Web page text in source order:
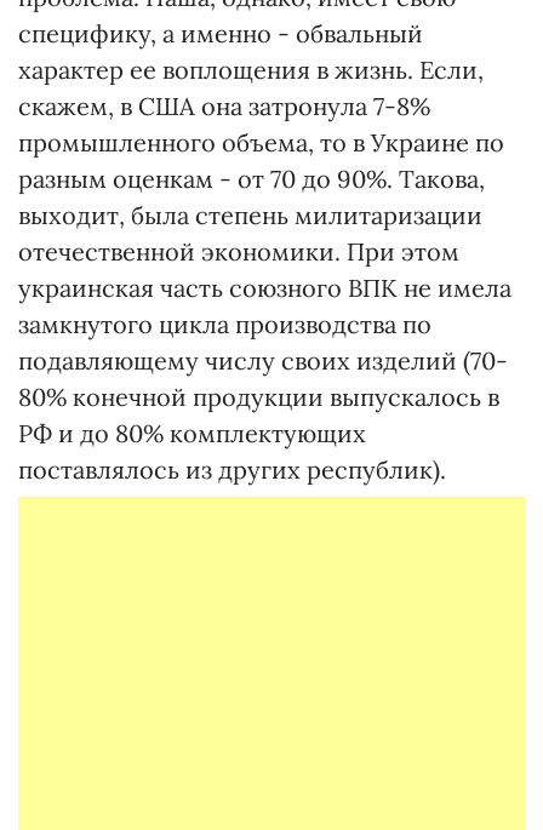
специфику, а именно - обвальный
характер ее воплощения в жизнь. Если,
скажем, в США она затронула 7-8%
промышленного объема, то в Украине по
разным оценкам - от 70 до 90%. Такова,
выходит, была степень милитаризации
отечественной экономики. При этом
украинская часть союзного ВПК не имела
замкнутого цикла производства по
подавляющему числу своих изделий (70-
80% конечной продукции выпускалось в
РФ и до 80% комплектующих
поставлялось из других республик).